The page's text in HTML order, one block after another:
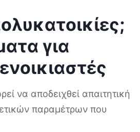
για
να αποδειχθεί απαιτητική
παραμέτρων που